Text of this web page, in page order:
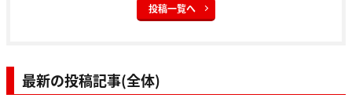
投稿一覧へ
最新の投稿記事(全体)